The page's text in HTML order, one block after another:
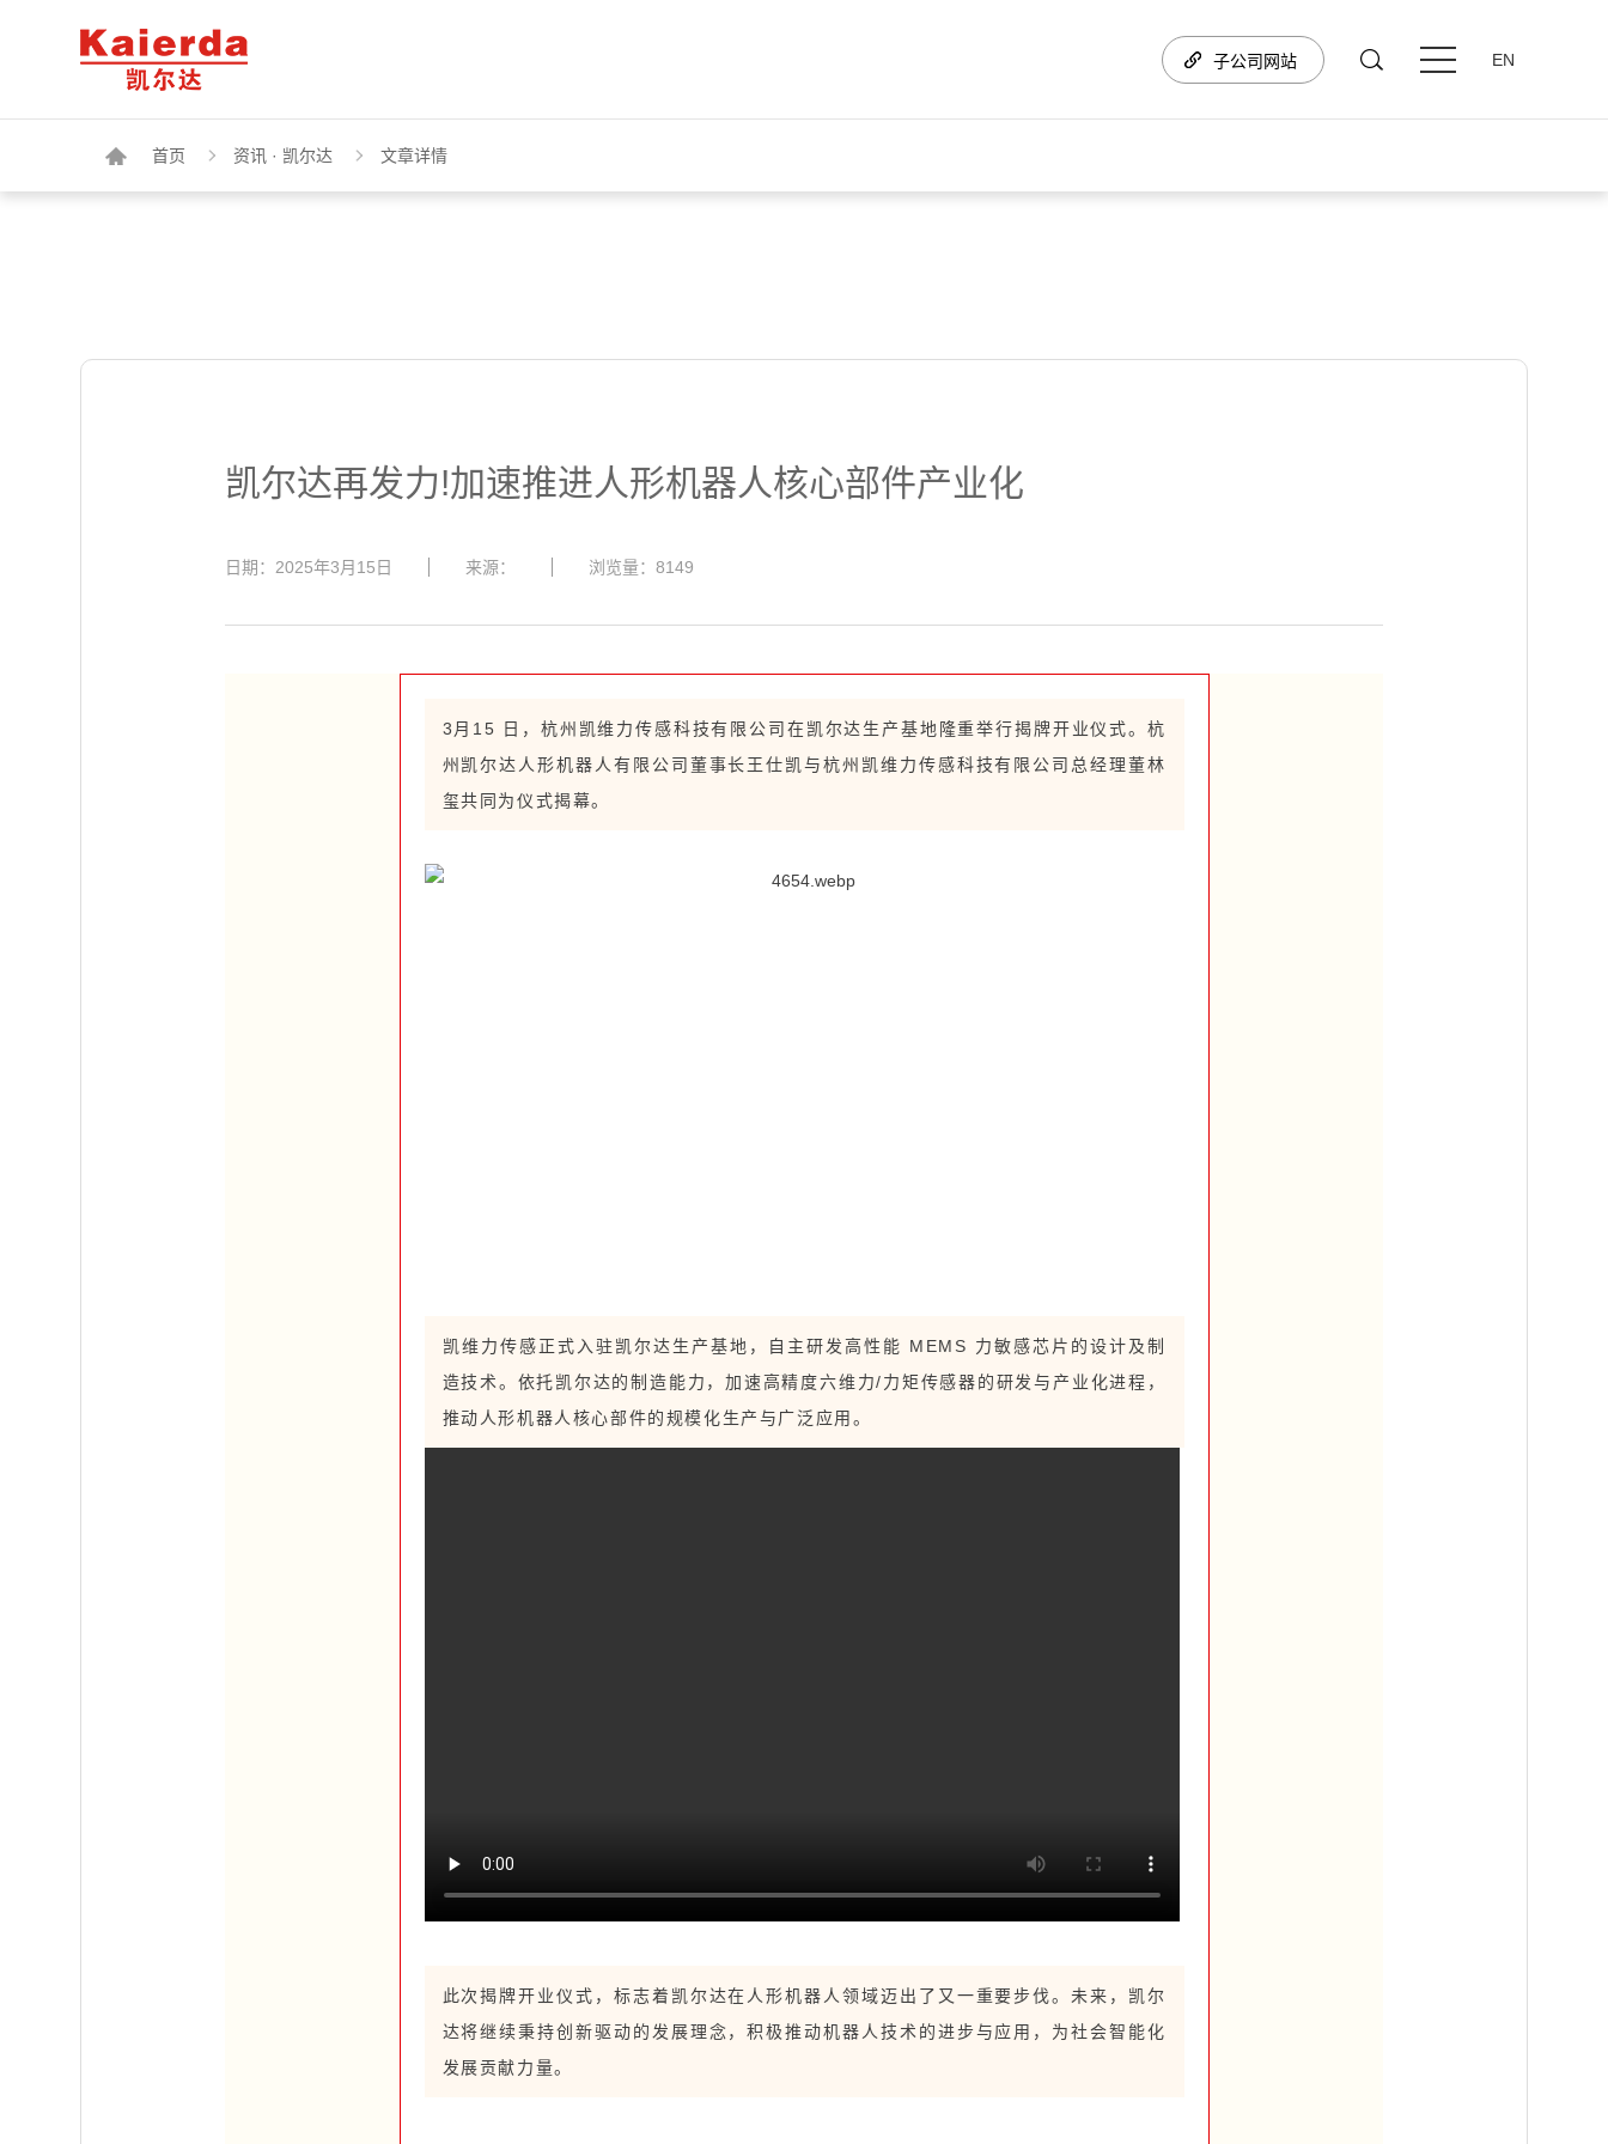
EN
子公司网站
首页 资讯 · 凯尔达 文章详情
凯尔达再发力!加速推进人形机器人核心部件产业化
日期：2025年3月15日 来源： 浏览量：8149
3月15 日，杭州凯维力传感科技有限公司在凯尔达生产基地隆重举行揭牌开业仪式。杭
州凯尔达人形机器人有限公司董事长王仕凯与杭州凯维力传感科技有限公司总经理董林
玺共同为仪式揭幕。
凯维力传感正式入驻凯尔达生产基地，自主研发高性能 MEMS 力敏感芯片的设计及制
造技术。依托凯尔达的制造能力，加速高精度六维力/力矩传感器的研发与产业化进程，
推动人形机器人核心部件的规模化生产与广泛应用。
此次揭牌开业仪式，标志着凯尔达在人形机器人领域迈出了又一重要步伐。未来，凯尔
达将继续秉持创新驱动的发展理念，积极推动机器人技术的进步与应用，为社会智能化
发展贡献力量。